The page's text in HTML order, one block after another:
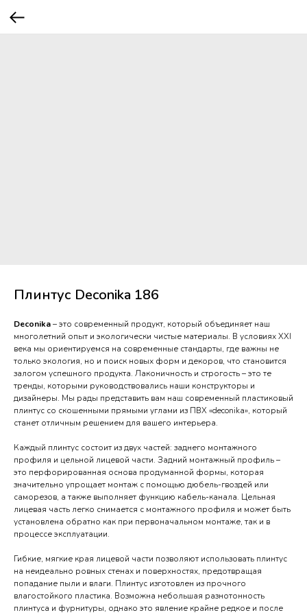
Плинтус Deconika 186
Deconika– это современный продукт, который объединяет наш
многолетний опыт и экологически чистые материалы. В условиях XXI
века мы ориентируемся на современные стандарты, где важны не
только экология, но и поиск новых форм и декоров, что становится
залогом успешного продукта. Лаконичность и строгость – это те
тренды, которыми руководствовались наши конструкторы и
дизайнеры. Мы рады представить вам наш современный пластиковый
плинтус со скошенными прямыми углами из ПВХ «deconika», который
станет отличным решением для вашего интерьера.
Каждый плинтус состоит из двух частей: заднего монтажного
профиля и цельной лицевой части. Задний монтажный профиль –
это перфорированная основа продуманной формы, которая
значительно упрощает монтаж с помощью дюбель-гвоздей или
саморезов, а также выполняет функцию кабель-канала. Цельная
лицевая часть легко снимается с монтажного профиля и может быть
установлена обратно как при первоначальном монтаже, так и в
процессе эксплуатации.
Гибкие, мягкие края лицевой части позволяют использовать плинтус
на неидеально ровных стенах и поверхностях, предотвращая
попадание пыли и влаги. Плинтус изготовлен из прочного
влагостойкого пластика. Возможна небольшая разнотонность
плинтуса и фурнитуры, однако это явление крайне редкое и после